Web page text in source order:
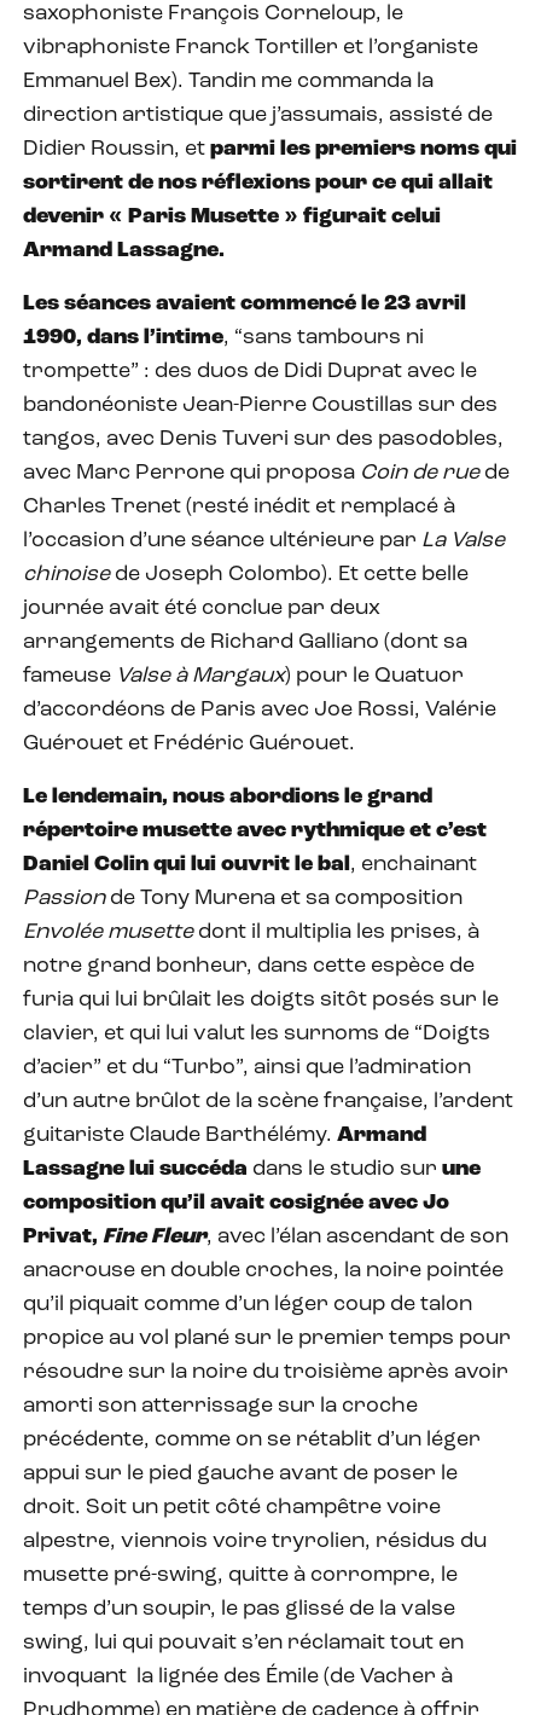
saxophoniste François Corneloup, le
vibraphoniste Franck Tortiller et l’organiste
Emmanuel Bex). Tandin me commanda la
direction artistique que j’assumais, assisté de
Didier Roussin, et parmi les premiers noms qui
sortirent de nos réflexions pour ce qui allait
devenir « Paris Musette » figurait celui
Armand Lassagne.
Les séances avaient commencé le 23 avril
1990, dans l’intime, “sans tambours ni
trompette” : des duos de Didi Duprat avec le
bandonéoniste Jean-Pierre Coustillas sur des
tangos, avec Denis Tuveri sur des pasodobles,
avec Marc Perrone qui proposa Coin de rue de
Charles Trenet (resté inédit et remplacé à
l’occasion d’une séance ultérieure par La Valse
chinoise de Joseph Colombo). Et cette belle
journée avait été conclue par deux
arrangements de Richard Galliano (dont sa
fameuse Valse à Margaux) pour le Quatuor
d’accordéons de Paris avec Joe Rossi, Valérie
Guérouet et Frédéric Guérouet.
Le lendemain, nous abordions le grand
répertoire musette avec rythmique et c’est
Daniel Colin qui lui ouvrit le bal , enchainant
Passion de Tony Murena et sa composition
Envolée musette dont il multiplia les prises, à
notre grand bonheur, dans cette espèce de
furia qui lui brûlait les doigts sitôt posés sur le
clavier, et qui lui valut les surnoms de “Doigts
d’acier” et du “Turbo”, ainsi que l’admiration
d’un autre brûlot de la scène française, l’ardent
guitariste Claude Barthélémy. Armand
Lassagne lui succéda dans le studio sur une
composition qu’il avait cosignée avec Jo
Privat, Fine Fleur, avec l’élan ascendant de son
anacrouse en double croches, la noire pointée
qu’il piquait comme d’un léger coup de talon
propice au vol plané sur le premier temps pour
résoudre sur la noire du troisième après avoir
amorti son atterrissage sur la croche
précédente, comme on se rétablit d’un léger
appui sur le pied gauche avant de poser le
droit. Soit un petit côté champêtre voire
alpestre, viennois voire tryrolien, résidus du
musette pré-swing, quitte à corrompre, le
temps d’un soupir, le pas glissé de la valse
swing, lui qui pouvait s’en réclamait tout en
invoquant la lignée des Émile (de Vacher à
Prudhomme) en matière de cadence à offrir